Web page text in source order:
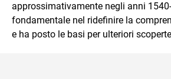
approssimativamente negli anni
fondamentale nel ridefinire la
e ha posto le basi per ulteriori